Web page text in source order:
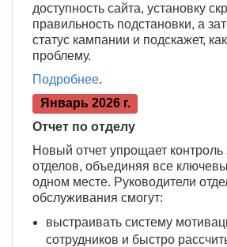
доступность сайта, установку
правильность подстановки, а
статус кампании и подскажет,
проблему.
Подробнее.
Январь 2026 г.
Отчет по отделу
Новый отчет упрощает контроль
отделов, объединяя все
одном месте. Руководители
обслуживания смогут:
выстраивать систему
сотрудников и быстро